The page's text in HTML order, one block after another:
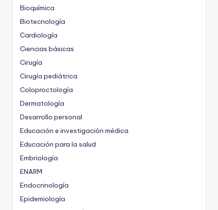
Bioquímica
Biotecnología
Cardiología
Ciencias básicas
Cirugía
Cirugía pediátrica
Coloproctología
Dermatología
Desarrollo personal
Educación e investigación médica
Educación para la salud
Embriología
ENARM
Endocrinología
Epidemiología